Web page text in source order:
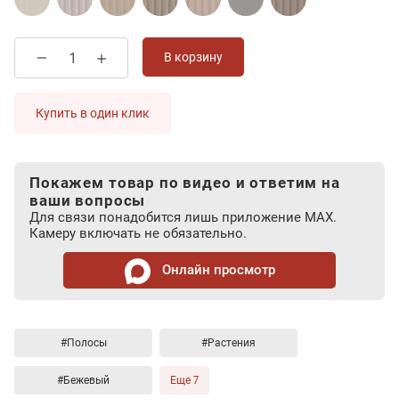
В корзину
Купить в один клик
Покажем товар по видео и ответим на
ваши вопросы
Для связи понадобится лишь приложение MAX.
Камеру включать не обязательно.
Онлайн просмотр
#Полосы #Растения
#Бежевый Еще 7